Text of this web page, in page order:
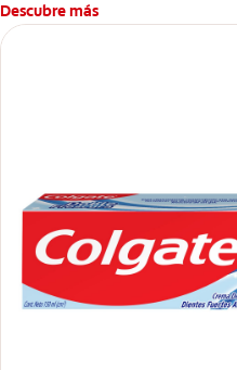
Descubre más